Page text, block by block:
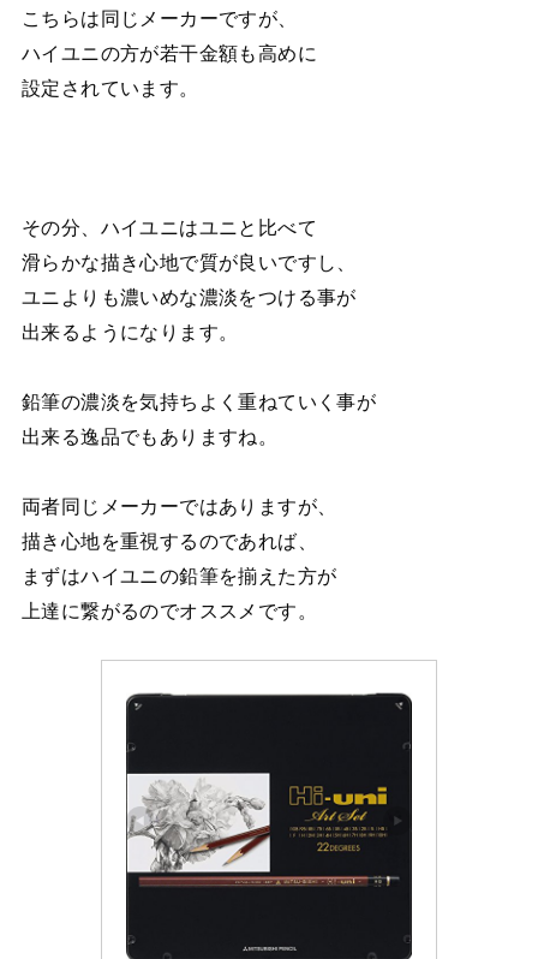
こちらは同じメーカーですが、
ハイユニの方が若干金額も高めに
設定されています。
その分、ハイユニはユニと比べて
滑らかな描き心地で質が良いですし、
ユニよりも濃いめな濃淡をつける事が
出来るようになります。
鉛筆の濃淡を気持ちよく重ねていく事が
出来る逸品でもありますね。
両者同じメーカーではありますが、
描き心地を重視するのであれば、
まずはハイユニの鉛筆を揃えた方が
上達に繋がるのでオススメです。